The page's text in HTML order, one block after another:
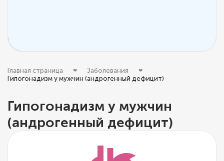
Главная страница
Заболевания
Гипогонадизм у мужчин (андрогенный дефицит)
Гипогонадизм у мужчин
(андрогенный дефицит)